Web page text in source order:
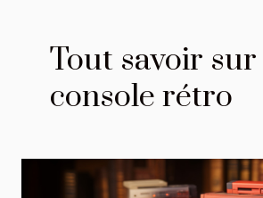
Tout savoir sur
console rétro